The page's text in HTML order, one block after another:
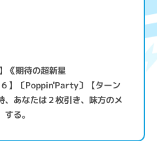
《期待の超新星
】〔Poppin'Party〕【ターン
、あなたは２枚引き、味方のメ
る。